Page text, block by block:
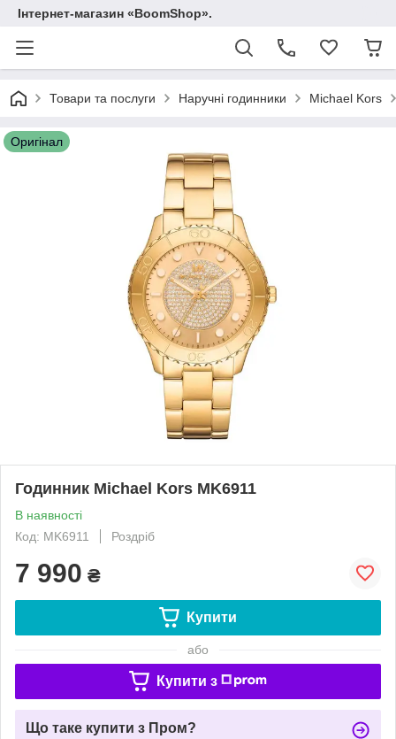
Інтернет-магазин «BoomShop».
Товари та послуги Наручні годинники Michael Kors
Оригінал
Годинник Michael Kors MK6911
В наявності
Код: MK6911
Роздріб
7 990 ₴
Купити
або
Купити з
Що таке купити з Пром?